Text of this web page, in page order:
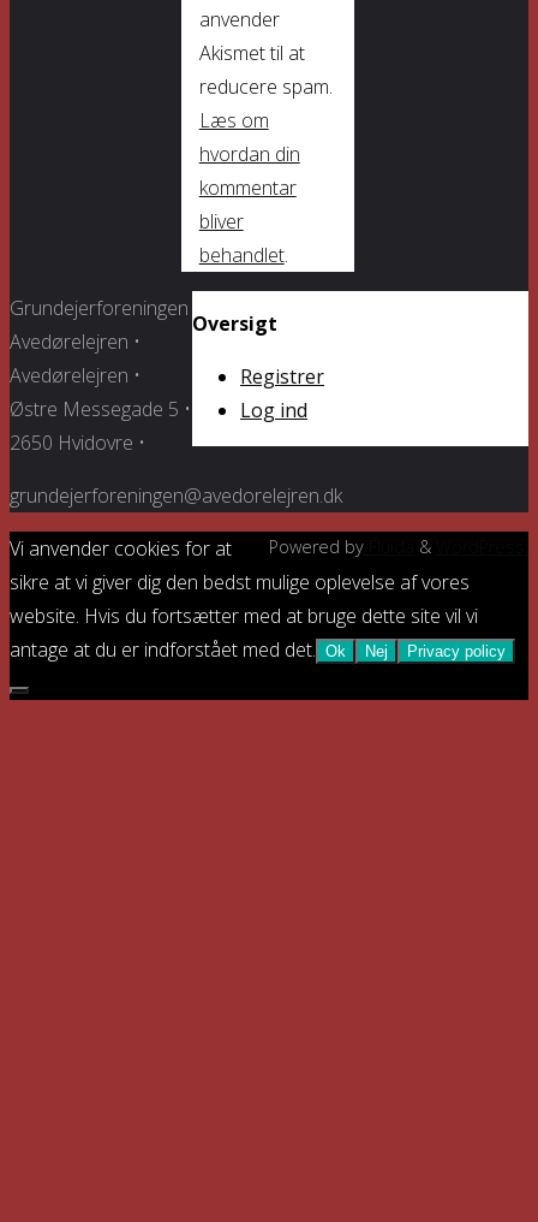
anvender
Akismet til at
reducere spam.
Læs om
hvordan din
kommentar
bliver
behandlet.
Oversigt
Registrer
Log ind
Grundejerforeningen
Avedørelejren •
Avedørelejren •
Østre Messegade 5 •
2650 Hvidovre •
grundejerforeningen@avedorelejren.dk
Powered by &
Vi anvender cookies for at
sikre at vi giver dig den bedst mulige oplevelse af vores
website. Hvis du fortsætter med at bruge dette site vil vi
antage at du er indforstået med det. Ok Nej Privacy policy